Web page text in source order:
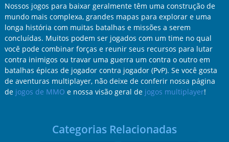
Nossos jogos para baixar geralmente têm uma construção de
mundo mais complexa, grandes mapas para explorar e uma
longa história com muitas batalhas e missões a serem
concluídas. Muitos podem ser jogados com um time no qual
você pode combinar forças e reunir seus recursos para lutar
contra inimigos ou travar uma guerra um contra o outro em
batalhas épicas de jogador contra jogador (PvP). Se você gosta
de aventuras multiplayer, não deixe de conferir nossa página
de jogos de MMO e nossa visão geral de jogos multiplayer!
Categorias Relacionadas